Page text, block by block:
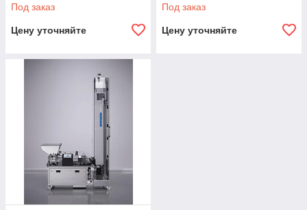
Под заказ
Цену уточняйте
Под заказ
Цену уточняйте